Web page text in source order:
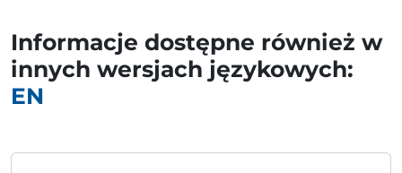
Informacje dostępne również w
innych wersjach językowych:
EN